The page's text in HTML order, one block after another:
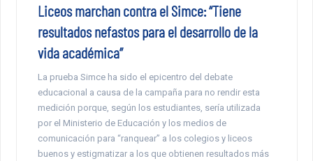
Liceos marchan contra el Simce: “Tiene
resultados nefastos para el desarrollo de la
vida académica”
La prueba Simce ha sido el epicentro del debate
educacional a causa de la campaña para no rendir esta
medición porque, según los estudiantes, sería utilizada
por el Ministerio de Educación y los medios de
comunicación para “ranquear” a los colegios y liceos
buenos y estigmatizar a los que obtienen resultados más